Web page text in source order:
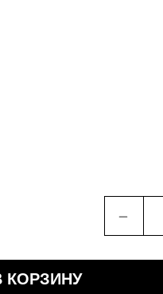
﹣
КОРЗИНУ